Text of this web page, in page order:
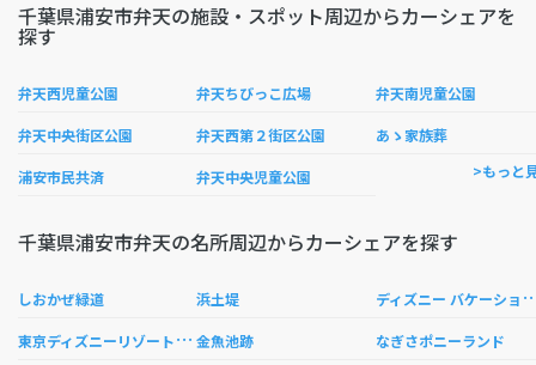
千葉県浦安市弁天の施設・スポット周辺からカーシェアを
探す
弁天西児童公園 弁天ちびっこ広場 弁天南児童公園
弁天中央街区公園 弁天西第２街区公園 あゝ家族葬
浦安市民共済 弁天中央児童公園 >もっと
千葉県浦安市弁天の名所周辺からカーシェアを探す
しおかぜ緑道 浜土堤
ィズニー バケーション
東
京ディズニーリゾート ウェルカムセンター 金魚池跡 なぎさポニーランド